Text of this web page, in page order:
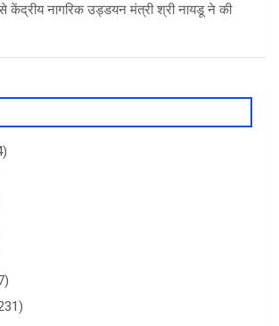
केंद्रीय नागरिक उड्डयन मंत्री श्री नायडू ने की